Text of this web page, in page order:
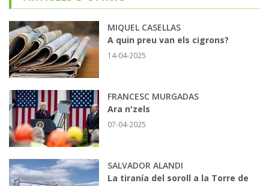
MIQUEL CASELLAS
A quin preu van els cigrons?
14-04-2025
FRANCESC MURGADAS
Ara n'zels
07-04-2025
SALVADOR ALANDI
La tiranía del soroll a la Torre de